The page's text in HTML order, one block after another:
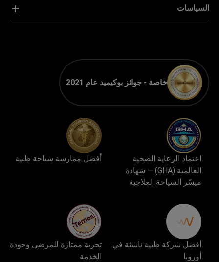
السياسات
خاصة - جوائز بوكيميد عام 2021
اعتماد الرعاية الصحية
العالمية (GHA) — شهادة
ميسّر السياحة العلاجية
أفضل ممارسة سياحة طبية
أفضل شركة طبية ناشئة في
أوروبا
تجربة ممتازة للمرضى وجودة
الخدمة